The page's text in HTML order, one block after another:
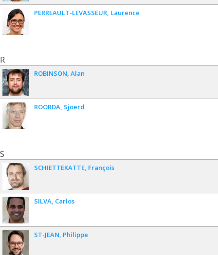
PERREAULT-LEVASSEUR Laurence
R
ROBINSON Alan
ROORDA Sjoerd
S
SCHIETTEKATTE François
SILVA Carlos
ST-JEAN Philippe